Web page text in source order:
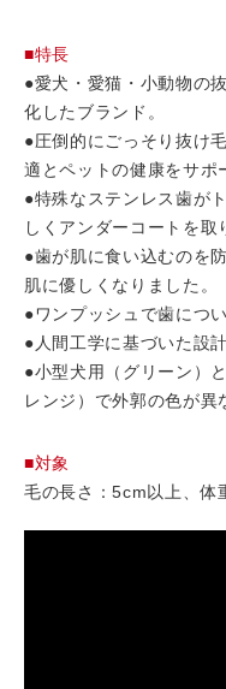
■特長
●愛犬・愛猫・小動物の
化したブランド。
●圧倒的にごっそり抜け
適とペットの健康をサポ
●特殊なステンレス歯が
しくアンダーコートを取
●歯が肌に食い込むのを
肌に優しくなりました。
●ワンプッシュで歯につ
●人間工学に基づいた設計
●小型犬用（グリーン）
レンジ）で外郭の色が異
■対象
毛の長さ：5cm以上、体